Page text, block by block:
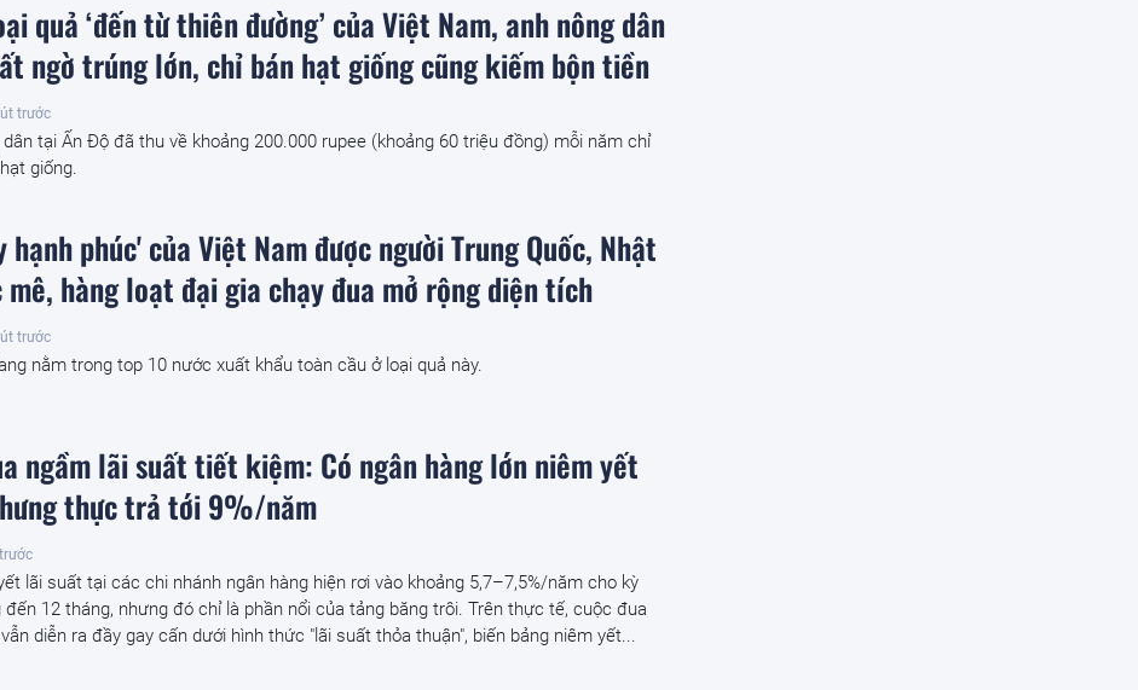
quả ‘đến từ thiên đường’ của Việt Nam, anh nông dân
ngờ trúng lớn, chỉ bán hạt giống cũng kiếm bộn tiền
trước
tại Ấn Độ đã thu về khoảng 200.000 rupee (khoảng 60 triệu đồng) mỗi năm chỉ
giống.
hạnh phúc' của Việt Nam được người Trung Quốc, Nhật
mê, hàng loạt đại gia chạy đua mở rộng diện tích
trước
nằm trong top 10 nước xuất khẩu toàn cầu ở loại quả này.
ngầm lãi suất tiết kiệm: Có ngân hàng lớn niêm yết
thực trả tới 9%/năm
lãi suất tại các chi nhánh ngân hàng hiện rơi vào khoảng 5,7–7,5%/năm cho kỳ
đến 12 tháng, nhưng đó chỉ là phần nổi của tảng băng trôi. Trên thực tế, cuộc đua
diễn ra đầy gay cấn dưới hình thức "lãi suất thỏa thuận", biến bảng niêm yết...